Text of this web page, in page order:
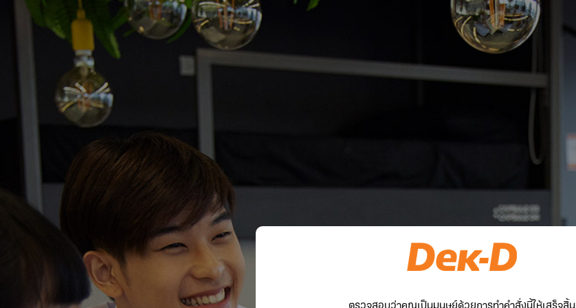
ตรวจสอบว่าคุณเป็นมนุษย์ด้วยการทำคำสั่งนี้ให้เสร็จสิ้น